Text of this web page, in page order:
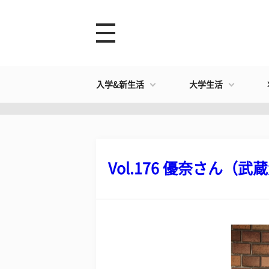
入学&新生活 大学生活
Vol.176 優奈さん（武